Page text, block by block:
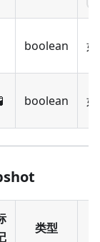
boolean
boolean
类型